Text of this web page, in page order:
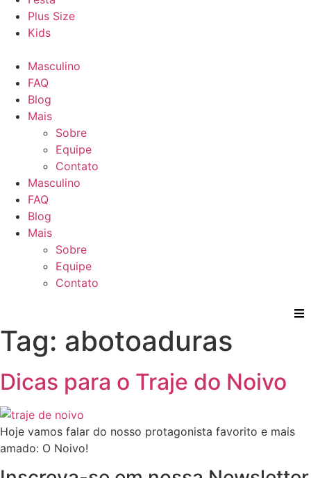
Plus Size
Kids
Masculino
FAQ
Blog
Mais
Sobre
Equipe
Contato
Masculino
FAQ
Blog
Mais
Sobre
Equipe
Contato
Tag: abotoaduras
Dicas para o Traje do Noivo
Hoje vamos falar do nosso protagonista favorito e mais
amado: O Noivo!